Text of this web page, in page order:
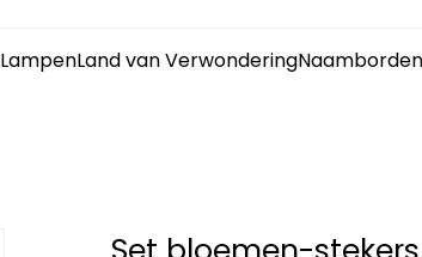
LampenLand van VerwonderingNaamborden